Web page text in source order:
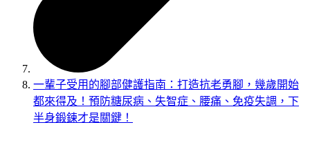
一輩子受用的腳部健護指南：打造抗老勇腳，幾歲開始
都來得及！預防糖尿病、失智症、腰痛、免疫失調，下
半身鍛鍊才是關鍵！